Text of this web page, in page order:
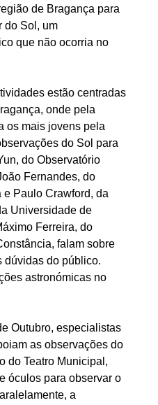
de Bragança para
do Sol, um
que não ocorria no
estão centradas
onde pela
os mais jovens pela
do Sol para
do Observatório
Fernandes, do
Paulo Crawford, da
Universidade de
Ferreira, do
falam sobre
dúvidas do público.
astronómicas no
Outubro, especialistas
as observações do
do Teatro Municipal,
óculos para observar o
a